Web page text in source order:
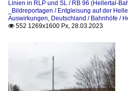
Linien in RLP und SL / RB 96 (Hellertal-
_Bildreportagen / Entgleisung auf der
Auswirkungen, Deutschland / Bahnhöfe /
 552 1269x1600 Px, 28.03.2023